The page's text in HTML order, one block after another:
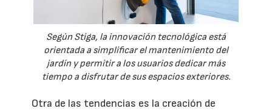
Según Stiga, la innovación tecnológica está
orientada a simplificar el mantenimiento del
jardín y permitir a los usuarios dedicar más
tiempo a disfrutar de sus espacios exteriores.
Otra de las tendencias es la creación de